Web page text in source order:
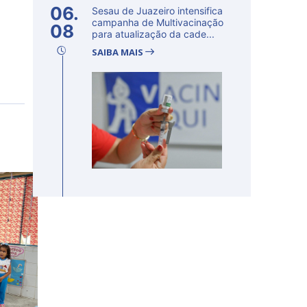
06.
08
Sesau de Juazeiro intensifica
campanha de Multivacinação
para atualização da cade...
SAIBA MAIS